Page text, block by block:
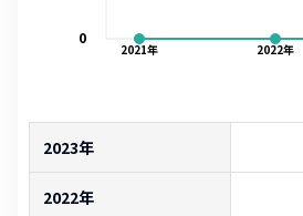
2021年 2022年
0
2023年
2022年